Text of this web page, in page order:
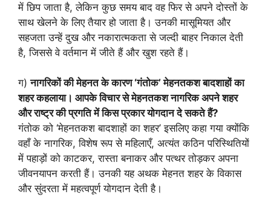
में छिप जाता है, लेकिन कुछ समय बाद वह फिर से अपने दोस्तों के
साथ खेलने के लिए तैयार हो जाता है। उनकी मासूमियत और
सहजता उन्हें दुख और नकारात्मकता से जल्दी बाहर निकाल देती
है, जिससे वे वर्तमान में जीते हैं और खुश रहते हैं।
ग)नागरिकों की मेहनत के कारण ‘गंतोक’ मेहनतकश बादशाहों का
शहर कहलाया। आपके विचार से मेहनतकश नागरिक अपने शहर
और राष्ट्र की प्रगति में किस प्रकार योगदान दे सकते हैं?
गंतोक को ‘मेहनतकश बादशाहों का शहर’ इसलिए कहा गया क्योंकि
वहाँ के नागरिक, विशेष रूप से महिलाएँ, अत्यंत कठिन परिस्थितियों
में पहाड़ों को काटकर, रास्ता बनाकर और पत्थर तोड़कर अपना
जीवनयापन करती हैं। उनकी यह अथक मेहनत शहर के विकास
और सुंदरता में महत्वपूर्ण योगदान देती है।